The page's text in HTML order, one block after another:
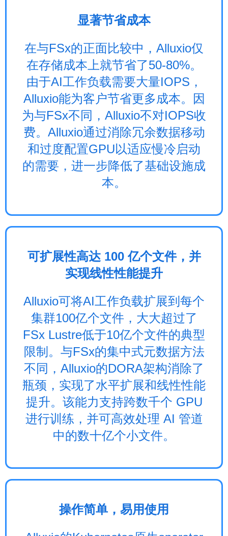
显著节省成本
在与FSx的正面比较中，Alluxio仅
在存储成本上就节省了50-80%。
由于AI工作负载需要大量IOPS，
Alluxio能为客户节省更多成本。因
为与FSx不同，Alluxio不对IOPS收
费。Alluxio通过消除冗余数据移动
和过度配置GPU以适应慢冷启动
的需要，进一步降低了基础设施成
本。
可扩展性高达 100 亿个文件，并
实现线性性能提升
Alluxio可将AI工作负载扩展到每个
集群100亿个文件，大大超过了
FSx Lustre低于10亿个文件的典型
限制。与FSx的集中式元数据方法
不同，Alluxio的DORA架构消除了
瓶颈，实现了水平扩展和线性性能
提升。该能力支持跨数千个 GPU
进行训练，并可高效处理 AI 管道
中的数十亿个小文件。
操作简单，易用使用